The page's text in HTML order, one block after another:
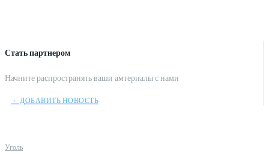
Стать партнером
Начните распространять ваши амтериалы с нами
﹢ ДОБАВИТЬ НОВОСТЬ
Уголь